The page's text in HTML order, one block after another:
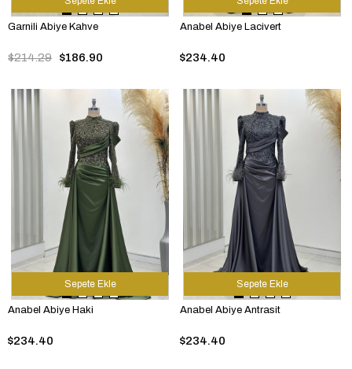
Garnili Abiye Kahve
$186.90
$214.29
Anabel Abiye Lacivert
$234.40
Anabel Abiye Haki
$234.40
Sepete Ekle
Anabel Abiye Antrasit
$234.40
Sepete Ekle